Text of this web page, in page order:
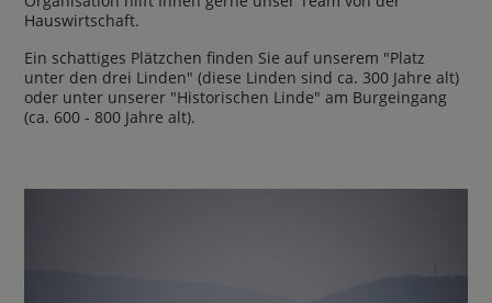
Hauswirtschaft.
Ein schattiges Plätzchen finden Sie auf unserem "Platz
unter den drei Linden" (diese Linden sind ca. 300 Jahre alt)
oder unter unserer "Historischen Linde" am Burgeingang
(ca. 600 - 800 Jahre alt).